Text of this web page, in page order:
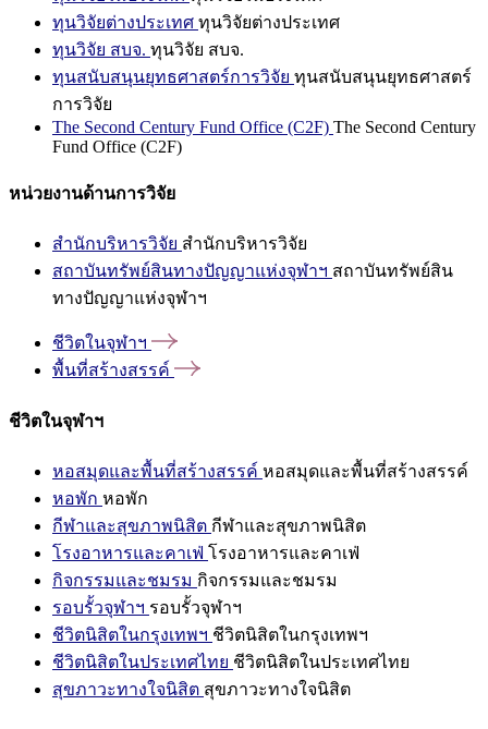
ทุนวิจัยต่างประเทศ ทุนวิจัยต่างประเทศ
ทุนวิจัย สบจ. ทุนวิจัย สบจ.
ทุนสนับสนุนยุทธศาสตร์การวิจัย ทุนสนับสนุนยุทธศาสตร์
การวิจัย
The Second Century Fund Office (C2F) The Second Century
Fund Office (C2F)
หน่วยงานด้านการวิจัย
สำนักบริหารวิจัย สำนักบริหารวิจัย
สถาบันทรัพย์สินทางปัญญาแห่งจุฬาฯ สถาบันทรัพย์สิน
ทางปัญญาแห่งจุฬาฯ
ชีวิตในจุฬาฯ
พื้นที่สร้างสรรค์
ชีวิตในจุฬาฯ
หอสมุดและพื้นที่สร้างสรรค์ หอสมุดและพื้นที่สร้างสรรค์
หอพัก หอพัก
กีฬาและสุขภาพนิสิต กีฬาและสุขภาพนิสิต
โรงอาหารและคาเฟ่ โรงอาหารและคาเฟ่
กิจกรรมและชมรม กิจกรรมและชมรม
รอบรั้วจุฬาฯ รอบรั้วจุฬาฯ
ชีวิตนิสิตในกรุงเทพฯ ชีวิตนิสิตในกรุงเทพฯ
ชีวิตนิสิตในประเทศไทย ชีวิตนิสิตในประเทศไทย
สุขภาวะทางใจนิสิต สุขภาวะทางใจนิสิต